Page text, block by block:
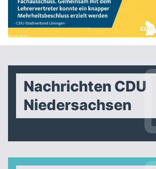
Nachrichten CDU
Niedersachsen